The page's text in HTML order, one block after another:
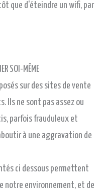
que d'éteindre un wifi, par
SOI-MÊME
sur des sites de vente
Ils ne sont pas assez ou
parfois frauduleux et
à une aggravation de
ci dessous permettent
notre environnement, et de